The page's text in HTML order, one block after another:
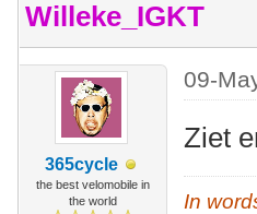
Willeke_IGKT
365cycle
the best velomobile in
the world
09-
Ziet
In